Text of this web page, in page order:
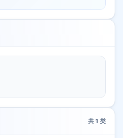
共 1 类